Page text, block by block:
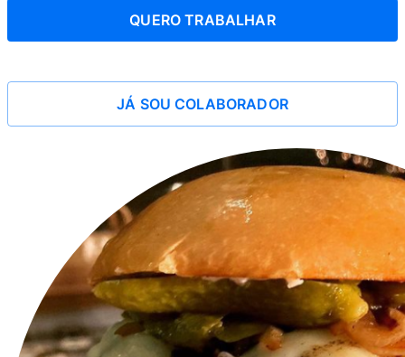
QUERO TRABALHAR
JÁ SOU COLABORADOR